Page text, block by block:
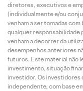
diretores, executivos e
(individualmente e/ou
venham a ser tomadas com
qualquer
venham a decorrer da
desempenhos anteriores
futuros. Este material não
investimento, situação
investidor. Os
independente, com base